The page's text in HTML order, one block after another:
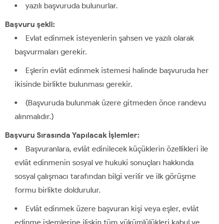
yazılı başvuruda bulunurlar.
Başvuru şekli:
Evlat edinmek isteyenlerin şahsen ve yazılı olarak
başvurmaları gerekir.
Eşlerin evlât edinmek istemesi halinde başvuruda her
ikisinde birlikte bulunması gerekir.
(Başvuruda bulunmak üzere gitmeden önce randevu
alınmalıdır.)
Başvuru Sırasında Yapılacak İşlemler:
Başvuranlara, evlât edinilecek küçüklerin özellikleri ile
evlât edinmenin sosyal ve hukuki sonuçları hakkında
sosyal çalışmacı tarafından bilgi verilir ve ilk görüşme
formu birlikte doldurulur.
Evlât edinmek üzere başvuran kişi veya eşler, evlât
edinme işlemlerine ilişkin tüm yükümlülükleri kabul ve